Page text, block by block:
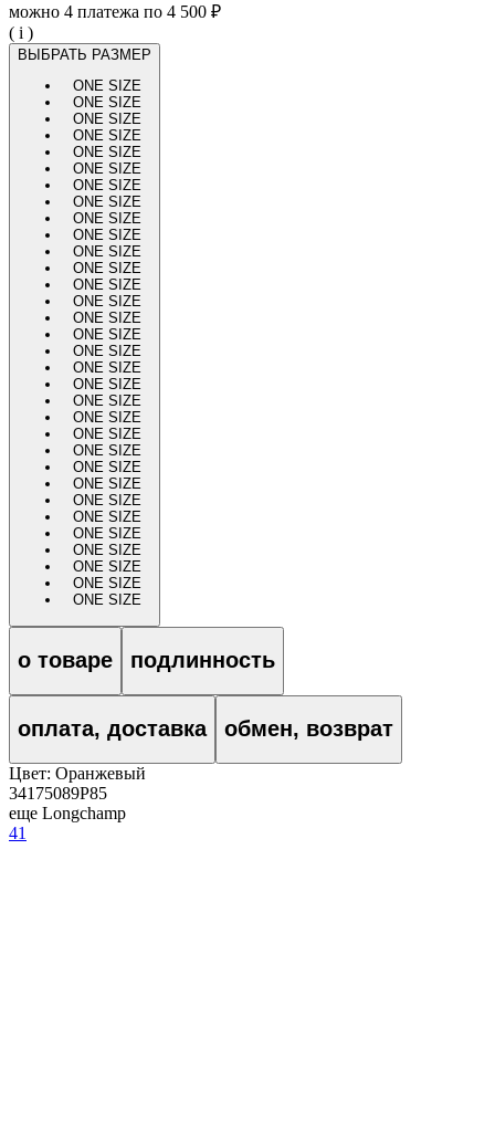
можно 4 платежа по 4 500 ₽
( i )
ВЫБРАТЬ РАЗМЕР
ONE SIZE
ONE SIZE
ONE SIZE
ONE SIZE
ONE SIZE
ONE SIZE
ONE SIZE
ONE SIZE
ONE SIZE
ONE SIZE
ONE SIZE
ONE SIZE
ONE SIZE
ONE SIZE
ONE SIZE
ONE SIZE
ONE SIZE
ONE SIZE
ONE SIZE
ONE SIZE
ONE SIZE
ONE SIZE
ONE SIZE
ONE SIZE
ONE SIZE
ONE SIZE
ONE SIZE
ONE SIZE
ONE SIZE
ONE SIZE
ONE SIZE
ONE SIZE
о товаре подлинность
оплата, доставка обмен, возврат
Цвет: Оранжевый
34175089P85
еще Longchamp
41